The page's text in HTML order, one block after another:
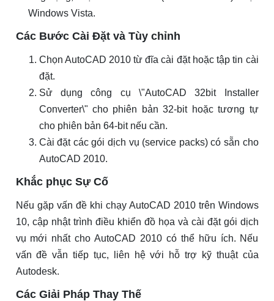
Windows Vista.
Các Bước Cài Đặt và Tùy chỉnh
Chọn AutoCAD 2010 từ đĩa cài đặt hoặc tập tin cài
đặt.
Sử dụng công cụ \"AutoCAD 32bit Installer
Converter\" cho phiên bản 32-bit hoặc tương tự
cho phiên bản 64-bit nếu cần.
Cài đặt các gói dịch vụ (service packs) có sẵn cho
AutoCAD 2010.
Khắc phục Sự Cố
Nếu gặp vấn đề khi chạy AutoCAD 2010 trên Windows
10, cập nhật trình điều khiển đồ họa và cài đặt gói dịch
vụ mới nhất cho AutoCAD 2010 có thể hữu ích. Nếu
vấn đề vẫn tiếp tục, liên hệ với hỗ trợ kỹ thuật của
Autodesk.
Các Giải Pháp Thay Thế